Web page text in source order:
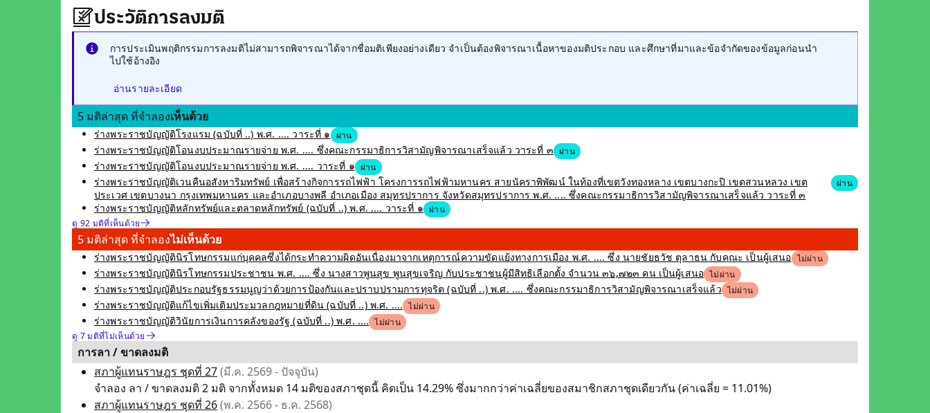
ประวัติการลงมติ
การประเมินพฤติกรรมการลงมติไม่สามารถพิจารณาได้จากชื่อมติเพียงอย่างเดียว จำเป็นต้องพิจารณาเนื้อหาของมติประกอบ และศึกษาที่มาและข้อจำกัดของข้อมูลก่อนนำ
ไปใช้อ้างอิง
อ่านรายละเอียด
5 มติล่าสุด ที่จำลองเห็นด้วย
ร่างพระราชบัญญัติโรงแรม (ฉบับที่ ..) พ.ศ. .... วาระที่ ๑ ผ่าน
ร่างพระราชบัญญัติโอนงบประมาณรายจ่าย พ.ศ. .... ซึ่งคณะกรรมาธิการวิสามัญพิจารณาเสร็จแล้ว วาระที่ ๓ ผ่าน
ร่างพระราชบัญญัติโอนงบประมาณรายจ่าย พ.ศ. .... วาระที่ ๑ ผ่าน
ร่างพระราชบัญญัติเวนคืนอสังหาริมทรัพย์ เพื่อสร้างกิจการรถไฟฟ้า โครงการรถไฟฟ้ามหานคร สายนัคราพิพัฒน์ ในท้องที่เขตวังทองหลาง เขตบางกะปิ เขตสวนหลวง เขต
ประเวศ เขตบางนา กรุงเทพมหานคร และอำเภอบางพลี อำเภอเมือง สมุทรปราการ จังหวัดสมุทรปราการ พ.ศ. .... ซึ่งคณะกรรมาธิการวิสามัญพิจารณาเสร็จแล้ว วาระที่ ๓
ผ่าน
ร่างพระราชบัญญัติหลักทรัพย์และตลาดหลักทรัพย์ (ฉบับที่ ..) พ.ศ. .... วาระที่ ๑ ผ่าน
ดู 92 มติที่เห็นด้วย
5 มติล่าสุด ที่จำลองไม่เห็นด้วย
ร่างพระราชบัญญัตินิรโทษกรรมแก่บุคคลซึ่งได้กระทำความผิดอันเนื่องมาจากเหตุการณ์ความขัดแย้งทางการเมือง พ.ศ. .... ซึ่ง นายชัยธวัช ตุลาธน กับคณะ เป็นผู้เสนอ ไม่ผ่าน
ร่างพระราชบัญญัตินิรโทษกรรมประชาชน พ.ศ. .... ซึ่ง นางสาวพูนสุข พูนสุขเจริญ กับประชาชนผู้มีสิทธิเลือกตั้ง จำนวน ๓๖,๗๒๓ คน เป็นผู้เสนอ ไม่ผ่าน
ร่างพระราชบัญญัติประกอบรัฐธรรมนูญว่าด้วยการป้องกันและปราบปรามการทุจริต (ฉบับที่ ..) พ.ศ. .... ซึ่งคณะกรรมาธิการวิสามัญพิจารณาเสร็จแล้ว ไม่ผ่าน
ร่างพระราชบัญญัติแก้ไขเพิ่มเติมประมวลกฎหมายที่ดิน (ฉบับที่ ..) พ.ศ. .... ไม่ผ่าน
ร่างพระราชบัญญัติวินัยการเงินการคลังของรัฐ (ฉบับที่ ..) พ.ศ. .... ไม่ผ่าน
ดู 7 มติที่ไม่เห็นด้วย
การลา / ขาดลงมติ
สภาผู้แทนราษฎร ชุดที่ 27(มี.ค. 2569 - ปัจจุบัน)
จำลอง ลา / ขาดลงมติ 2 มติ จากทั้งหมด 14 มติของสภาชุดนี้ คิดเป็น 14.29% ซึ่งมากกว่าค่าเฉลี่ยของสมาชิกสภาชุดเดียวกัน (ค่าเฉลี่ย = 11.01%)
สภาผู้แทนราษฎร ชุดที่ 26(พ.ค. 2566 - ธ.ค. 2568)